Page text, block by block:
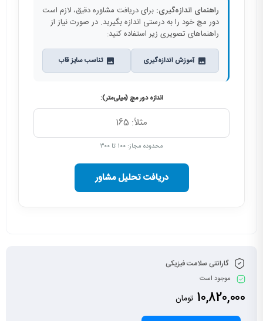
راهنمای اندازه‌گیری: برای دریافت مشاوره دقیق، لازم است
دور مچ خود را به درستی اندازه بگیرید. در صورت نیاز از
راهنماهای تصویری زیر استفاده کنید:
آموزش اندازه‌گیری تناسب سایز قاب
اندازه دور مچ (میلی‌متر):
محدوده مجاز: ۱۰۰ تا ۳۰۰
دریافت تحلیل مشاور
گارانتی سلامت فیزیکی
موجود است
10,820,000 تومان